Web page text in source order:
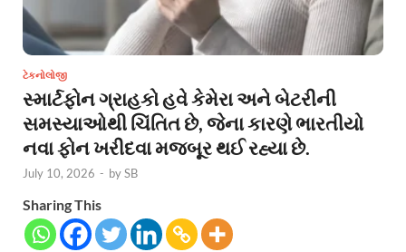
ટેકનોલોજી
સ્માર્ટફોન ગ્રાહકો હવે કેમેરા અને બેટરીની
સમસ્યાઓથી ચિંતિત છે, જેના કારણે ભારતીયો
નવા ફોન ખરીદવા મજબૂર થઈ રહ્યા છે.
July 10, 2026 - bySB
Sharing This